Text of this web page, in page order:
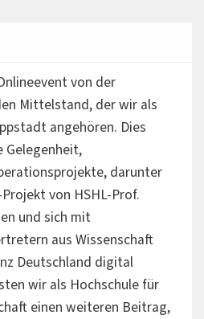
von der
Mittelstand, der wir als
angehören. Dies
darunter
von HSHL-Prof.
und sich mit
aus Wissenschaft
Deutschland digital
wir als Hochschule für
einen weiteren Beitrag,